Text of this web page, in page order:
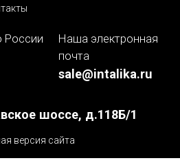
России
Наша электронная
почта
sale@intalika.ru
шоссе, д.118Б/1
версия сайта